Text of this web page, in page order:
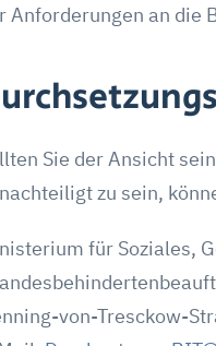
Anforderungen an die
Sie der Ansicht
zu sein,
für Soziales,
von-Tresckow-